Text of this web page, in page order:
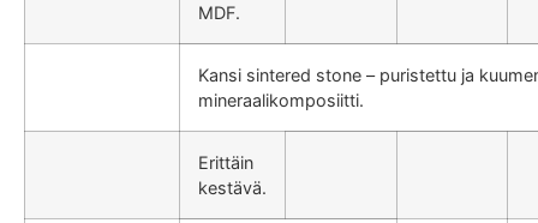
MDF.
Kansi sintered stone – puristettu ja
mineraalikomposiitti.
Erittäin
kestävä.